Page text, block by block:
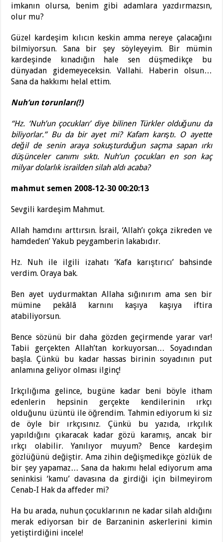
imkanın olursa, benim gibi adamlara yazdırmazsın,
olur mu?
Güzel kardeşim kılıcın keskin amma nereye çalacağını
bilmiyorsun. Sana bir şey söyleyeyim. Bir mümin
kardeşinde kınadığın hale sen düşmedikçe bu
dünyadan gidemeyeceksin. Vallahi. Haberin olsun…
Sana da hakkımı helal ettim.
Nuh’un torunları(!)
“Hz. ‘Nuh’un çocukları’ diye bilinen Türkler olduğunu da
biliyorlar.” Bu da bir ayet mi? Kafam karıştı. O ayette
değil de senin araya sokuşturduğun saçma sapan ırkı
düşünceler canımı sıktı. Nuh’un çocukları en son kaç
milyar dolarlık israilden silah aldı acaba?
mahmut semen 2008-12-30 00:20:13
Sevgili kardeşim Mahmut.
Allah hamdını arttırsın. İsrail, ‘Allah’ı çokça zikreden ve
hamdeden’ Yakub peygamberin lakabıdır.
Hz. Nuh ile ilgili izahatı ‘Kafa karıştırıcı’ bahsinde
verdim. Oraya bak.
Ben ayet uydurmaktan Allaha sığınırım ama sen bir
mümine pekâlâ karnını kaşıya kaşıya iftira
atabiliyorsun.
Bence sözünü bir daha gözden geçirmende yarar var!
Tabii gerçekten Allah’tan korkuyorsan… Soyadından
başla. Çünkü bu kadar hassas birinin soyadının put
anlamına geliyor olması ilginç!
Irkçılığıma gelince, bugüne kadar beni böyle itham
edenlerin hepsinin gerçekte kendilerinin ırkçı
olduğunu üzüntü ile öğrendim. Tahmin ediyorum ki siz
de öyle bir ırkçısınız. Çünkü bu yazıda, ırkçılık
yapıldığını çıkaracak kadar gözü karamış, ancak bir
ırkçı olabilir. Yanılıyor muyum? Bence kardeşim
gözlüğünü değiştir. Ama zihin değişmedikçe gözlük de
bir şey yapamaz… Sana da hakımı helal ediyorum ama
seninkisi ‘kamu’ davasına da girdiği için bilmeyirom
Cenab-I Hak da affeder mi?
Ha bu arada, nuhun çocuklarının ne kadar silah aldığını
merak ediyorsan bir de Barzaninin askerlerini kimin
yetiştirdiğini incele!